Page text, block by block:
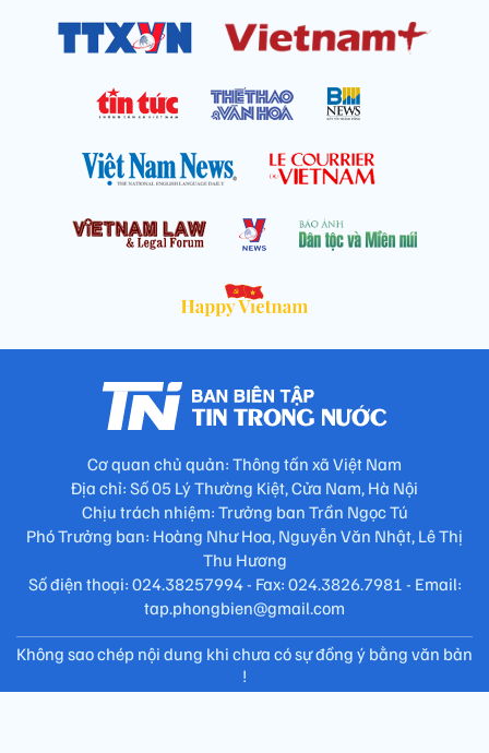
Cơ quan chủ quản: Thông tấn xã Việt Nam
Địa chỉ: Số 05 Lý Thường Kiệt, Cửa Nam, Hà Nội
Chịu trách nhiệm: Trưởng ban Trần Ngọc Tú
Phó Trưởng ban: Hoàng Như Hoa, Nguyễn Văn Nhật, Lê Thị
Thu Hương
Số điện thoại: 024.38257994 - Fax: 024.3826.7981 - Email:
tap.phongbien@gmail.com
Không sao chép nội dung khi chưa có sự đồng ý bằng văn bản
!